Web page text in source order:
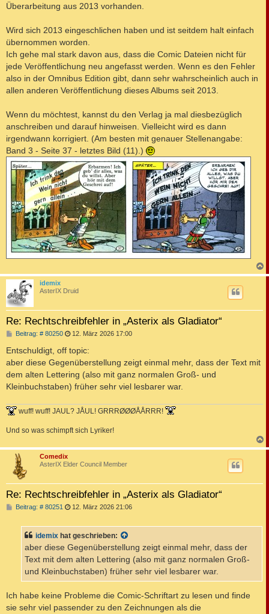
g
Überarbeitung aus 2013 vorhanden.
Wird sich 2013 eingeschlichen haben und ist seitdem halt einfach
übernommen worden.
Ich gehe mal stark davon aus, dass die Comic Dateien nicht für
jede Veröffentlichung neu angefasst werden. Wenn es den Fehler
also in der Omnibus Edition gibt, dann sehr wahrscheinlich auch in
allen anderen Veröffentlichung dieses Albums seit 2013.
Wenn du möchtest, kannst du den Verlag ja mal diesbezüglich
anschreiben und darauf hinweisen. Vielleicht wird es dann
irgendwann korrigiert. (Am besten mit genauer Stellenangabe:
Band 3 - Seite 37 - letztes Bild (11).)
a
idemix
AsterIX Druid
Re: Rechtschreibfehler in „Asterix als Gladiator“
Beitrag: # 80250B
i
r
a
g
12. März 2026 17:00
Entschuldigt, off topic:
aber diese Gegenüberstellung zeigt einmal mehr, dass der Text mit
dem alten Lettering (also mit ganz normalen Groß- und
Kleinbuchstaben) früher sehr viel lesbarer war.
wuff! wuff! JAUL? JÅUL! GRRRØØØÅÅRRR!
Und so was schimpft sich Lyriker!
a
Comedix
AsterIX Elder Council Member
Re: Rechtschreibfehler in „Asterix als Gladiator“
Beitrag: # 80251 B
r
a
12. März 2026 21:06
idemix hat geschrieben:
aber diese Gegenüberstellung zeigt einmal mehr, dass der
Text mit dem alten Lettering (also mit ganz normalen Groß-
und Kleinbuchstaben) früher sehr viel lesbarer war.
Ich habe keine Probleme die Comic-Schriftart zu lesen und finde
sie sehr viel passender zu den Zeichnungen als die